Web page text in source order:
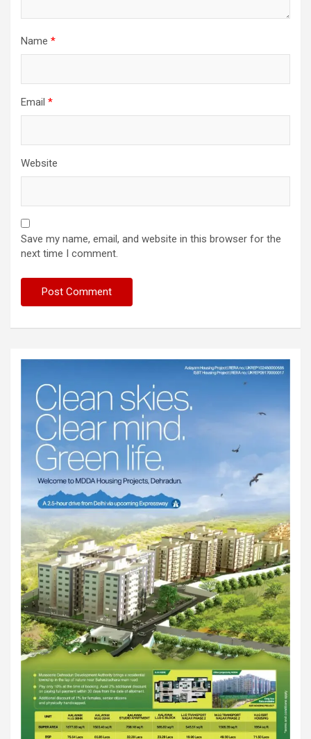
Name *
Email *
Website
Save my name, email, and website in this browser for the
next time I comment.